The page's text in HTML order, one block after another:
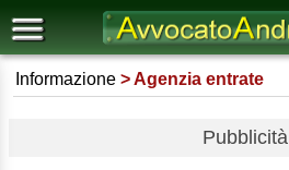
Informazione Agenzia entrate
Pubblicità